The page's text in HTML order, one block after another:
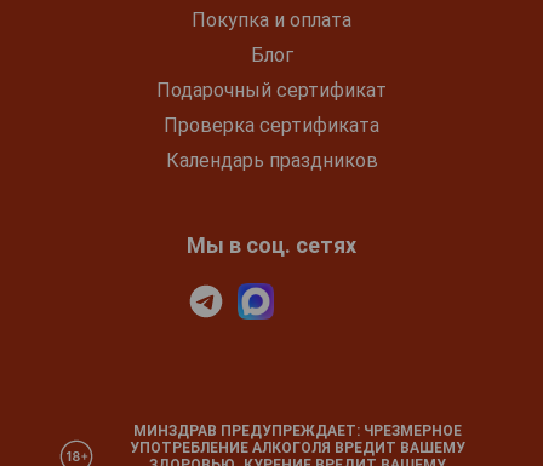
Покупка и оплата
Блог
Подарочный сертификат
Проверка сертификата
Календарь праздников
Мы в соц. сетях
МИНЗДРАВ ПРЕДУПРЕЖДАЕТ: ЧРЕЗМЕРНОЕ
УПОТРЕБЛЕНИЕ АЛКОГОЛЯ ВРЕДИТ ВАШЕМУ